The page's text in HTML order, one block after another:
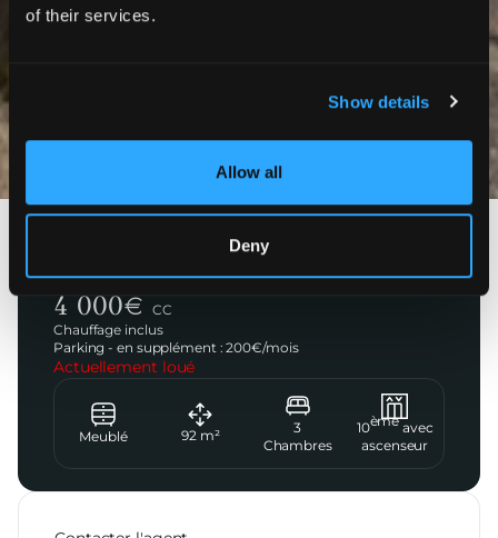
of their services.
Show details
Allow all
Deny
Rue de Boulainvilliers
4 000€ CC
Chauffage inclus
Parking - en supplément : 200€/mois
Actuellement loué
Meublé 92 m²
3
Chambres
10èmeavec
ascenseur